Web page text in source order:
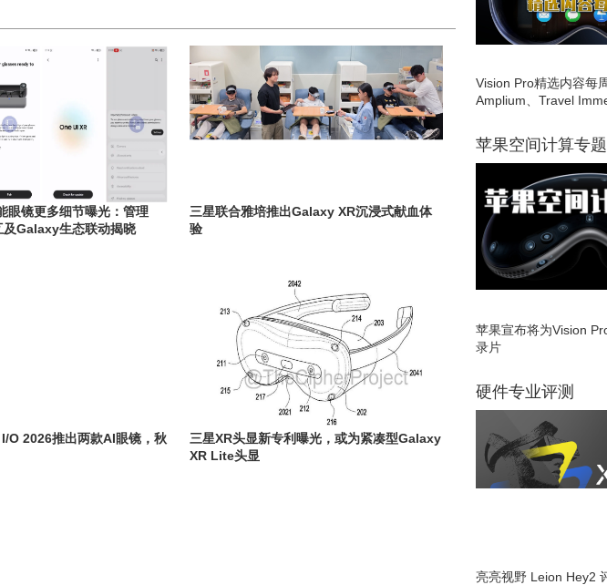
眼镜更多细节曝光：管理
Galaxy生态联动揭晓
三星联合雅培推出Galaxy XR沉浸式献血体
验
O 2026推出两款AI眼镜，秋
三星XR头显新专利曝光，或为紧凑型Galaxy
XR Lite头显
Vision Pro精选内容每
Amplium、Travel
苹果空间计算专题
苹果宣布将为Vision
录片
硬件专业评测
亮亮视野 Leion Hey2